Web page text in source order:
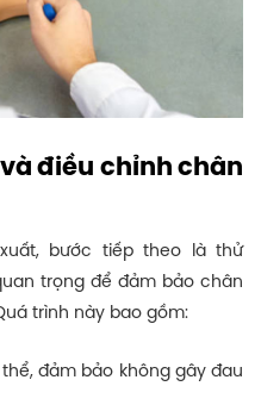
điều chỉnh chân
bước tiếp theo là thử
trọng để đảm bảo chân
trình này bao gồm:
đảm bảo không gây đau